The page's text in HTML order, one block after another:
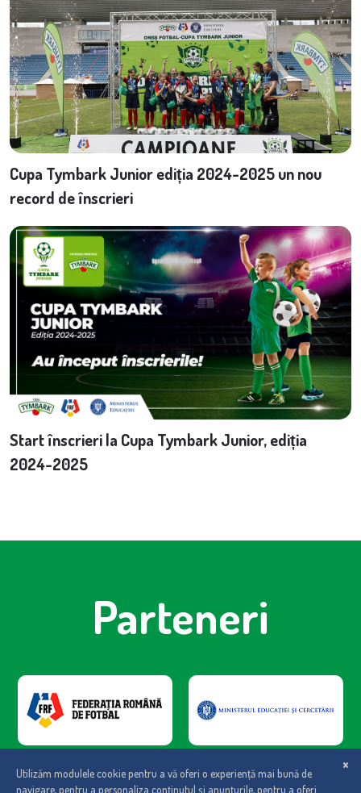
Cupa Tymbark Junior ediția 2024-2025 un nou
record de înscrieri
Start înscrieri la Cupa Tymbark Junior, ediția
2024-2025
Parteneri